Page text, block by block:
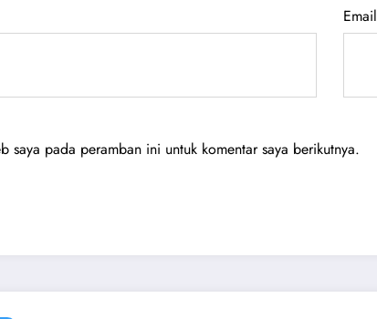
Email
saya pada peramban ini untuk komentar saya berikutnya.